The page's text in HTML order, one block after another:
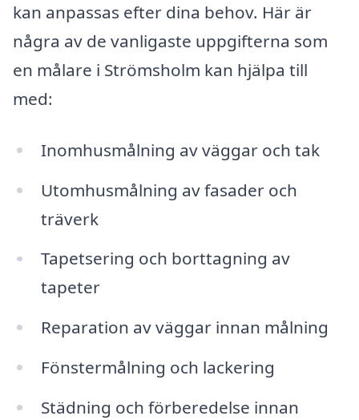
kan anpassas efter dina behov. Här är
några av de vanligaste uppgifterna som
en målare i Strömsholm kan hjälpa till
med:
Inomhusmålning av väggar och tak
Utomhusmålning av fasader och
träverk
Tapetsering och borttagning av
tapeter
Reparation av väggar innan målning
Fönstermålning och lackering
Städning och förberedelse innan